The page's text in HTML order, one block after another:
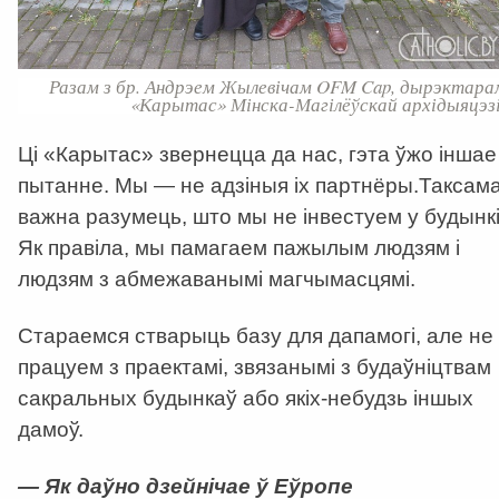
Разам з бр. Андрэем Жылевічам OFM Cap,
«Карытас» Мінска-Магілёўскай
Ці «Карытас» звернецца да нас, гэта ўжо іншае
пытанне. Мы — не адзіныя іх
важна разумець, што мы не інвестуем у
Як правіла, мы памагаем пажылым людзям і
людзям з абмежаванымі магчымасцямі.
Cтараемся стварыць базу для дапамогі, але не
працуем з праектамі, звязанымі з будаўніцтвам
сакральных будынкаў або якіх-небудзь іншых
дамоў.
— Як даўно дзейнічае ў Еўропе